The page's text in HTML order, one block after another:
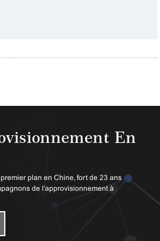
En
plan en Chine, fort de 23 ans
de l'approvisionnement à